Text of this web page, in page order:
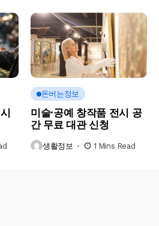
돈버는정보
미술·공예 창작품 전시 공
간 무료 대관 신청
생활정보 1 Mins Read